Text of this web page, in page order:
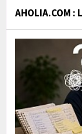
AHOLIA.COM